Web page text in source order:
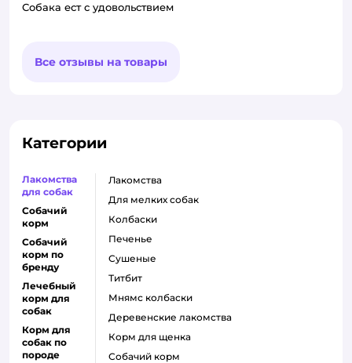
Собака ест с удовольствием
Все отзывы на товары
Категории
Лакомства
для собак
Собачий
корм
Собачий
корм по
бренду
Лечебный
корм для
собак
Корм для
собак по
породе
лакомства
для мелких собак
колбаски
печенье
сушеные
титбит
мнямс колбаски
деревенские лакомства
корм для щенка
собачий корм